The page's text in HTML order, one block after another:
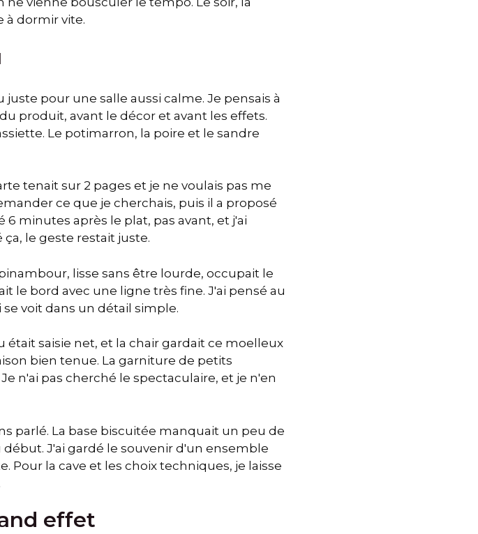
à dormir vite.
pour une salle aussi calme. Je pensais à
produit, avant le décor et avant les effets.
Le potimarron, la poire et le sandre
tenait sur 2 pages et je ne voulais pas me
ce que je cherchais, puis il a proposé
minutes après le plat, pas avant, et j'ai
le geste restait juste.
lisse sans être lourde, occupait le
le bord avec une ligne très fine. J'ai pensé au
voit dans un détail simple.
était saisie net, et la chair gardait ce moelleux
bien tenue. La garniture de petits
n'ai pas cherché le spectaculaire, et je n'en
parlé. La base biscuitée manquait un peu de
J'ai gardé le souvenir d'un ensemble
Pour la cave et les choix techniques, je laisse
effet